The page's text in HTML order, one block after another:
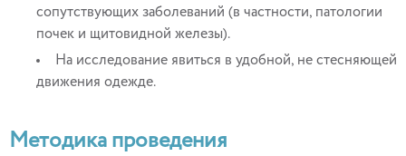
сопутствующих заболеваний (в частности, патологии
почек и щитовидной железы).
На исследование явиться в удобной, не стесняющей
движения одежде.
Методика проведения